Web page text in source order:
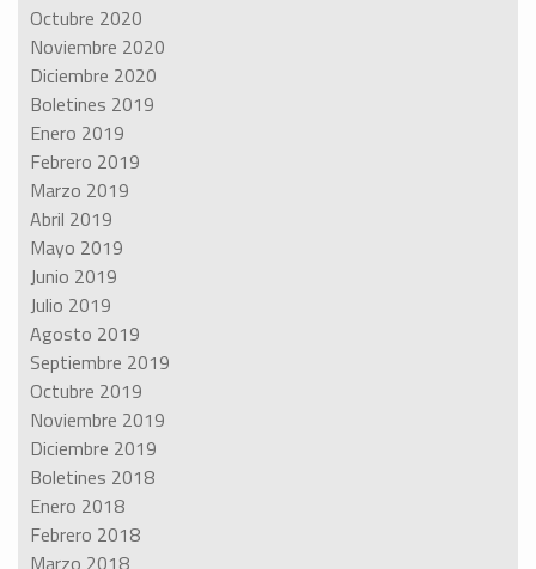
Octubre 2020
Noviembre 2020
Diciembre 2020
Boletines 2019
Enero 2019
Febrero 2019
Marzo 2019
Abril 2019
Mayo 2019
Junio 2019
Julio 2019
Agosto 2019
Septiembre 2019
Octubre 2019
Noviembre 2019
Diciembre 2019
Boletines 2018
Enero 2018
Febrero 2018
Marzo 2018